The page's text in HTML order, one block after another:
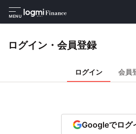
MENU
ログイン・会員登録
ログイン 会員
Googleでログ